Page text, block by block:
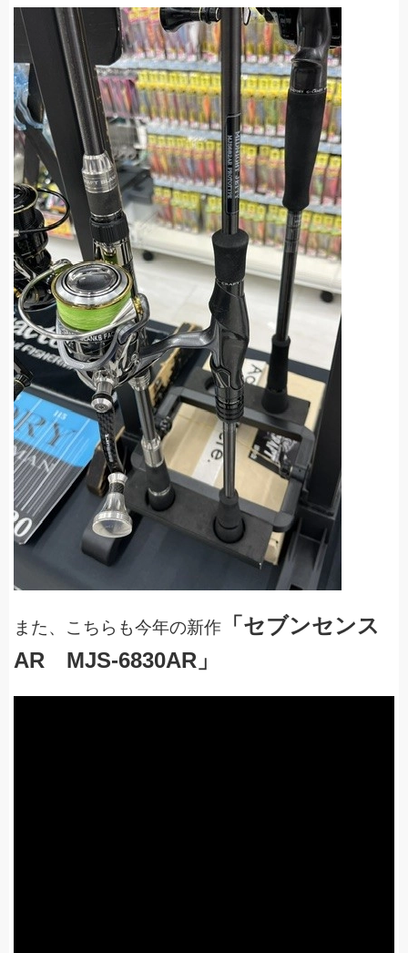
また、こちらも今年の新作
「セブンセンス
AR MJS-6830AR」